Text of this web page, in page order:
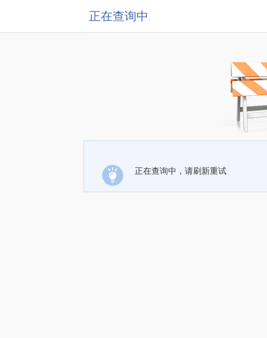
正在查询中
正在查询中，请刷新重试